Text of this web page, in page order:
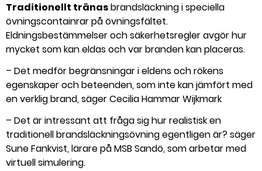
Traditionellt tränasbrandsläckning i speciella
övningscontainrar på övningsfältet.
Eldningsbestämmelser och säkerhetsregler avgör hur
mycket som kan eldas och var branden kan placeras.
– Det medför begränsningar i eldens och rökens
egenskaper och beteenden, som inte kan jämfört med
en verklig brand, säger Cecilia Hammar Wijkmark
– Det är intressant att fråga sig hur realistisk en
traditionell brandsläckningsövning egentligen är? säger
Sune Fankvist, lärare på MSB Sandö, som arbetar med
virtuell simulering.